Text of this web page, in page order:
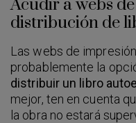
Acudir a webs
distribución de
Las webs de
probablemente la
distribuir un libro
mejor, ten en cuenta
la obra no estará